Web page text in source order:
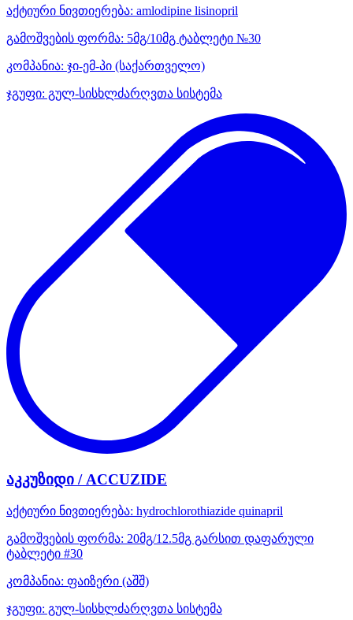
აქტიური ნივთიერება: amlodipine lisinopril
გამოშვების ფორმა: 5მგ/10მგ ტაბლეტი №30
კომპანია: ჯი-ემ-პი (საქართველო)
ჯგუფი: გულ-სისხლძარღვთა სისტემა
აკკუზიდი / ACCUZIDE
აქტიური ნივთიერება: hydrochlorothiazide quinapril
გამოშვების ფორმა: 20მგ/12.5მგ გარსით დაფარული
ტაბლეტი #30
კომპანია: ფაიზერი (აშშ)
ჯგუფი: გულ-სისხლძარღვთა სისტემა